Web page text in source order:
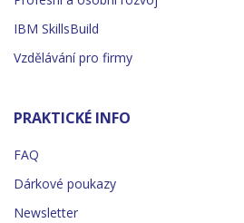
IBM SkillsBuild
Vzdělávání pro firmy
PRAKTICKÉ INFO
FAQ
Dárkové poukazy
Newsletter